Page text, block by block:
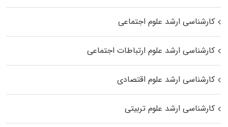
کارشناسی ارشد علوم اجتماعی
کارشناسی ارشد علوم ارتباطات اجتماعی
کارشناسی ارشد علوم اقتصادی
کارشناسی ارشد علوم تربیتی